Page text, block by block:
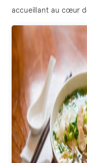
accueillant au cœur